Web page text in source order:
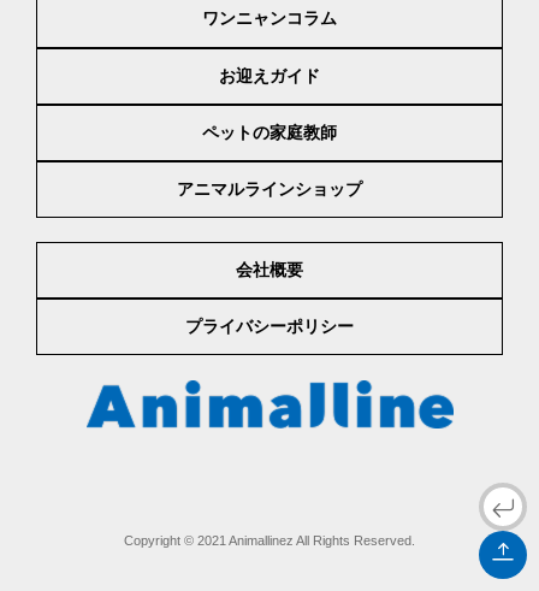
ワンニャンコラム
お迎えガイド
ペットの家庭教師
アニマルラインショップ
会社概要
プライバシーポリシー
Copyright © 2021 Animallinez All Rights Reserved.